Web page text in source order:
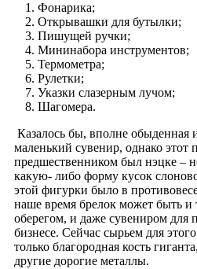
Фонарика;
Открывашки для бутылки;
Пишущей ручки;
Мининабора инструментов;
Термометра;
Рулетки;
Указки слазерным лучом;
Шагомера.
Казалось бы, вполне обыденная
маленький сувенир, однако этот
предшественником был нэцке –
какую- либо форму кусок
этой фигурки было в
наше время брелок может быть и
оберегом, и даже сувениром для
бизнесе. Сейчас сырьем для
только благородная кость
другие дорогие металлы.